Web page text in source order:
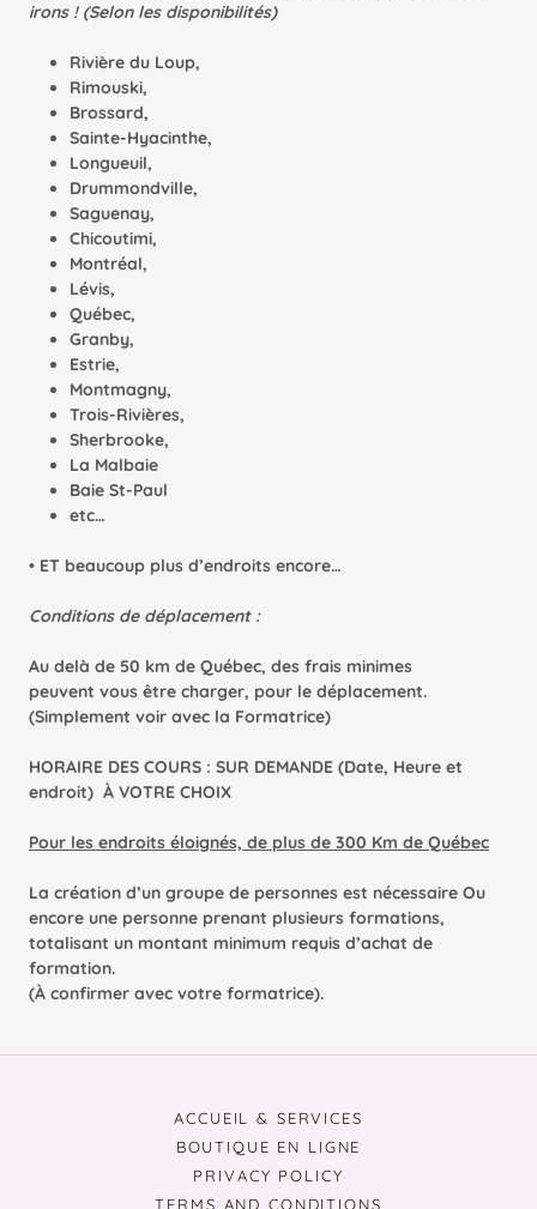
irons ! (Selon les disponibilités)
Rivière du Loup,
Rimouski,
Brossard,
Sainte-Hyacinthe,
Longueuil,
Drummondville,
Saguenay,
Chicoutimi,
Montréal,
Lévis,
Québec,
Granby,
Estrie,
Montmagny,
Trois-Rivières,
Sherbrooke,
La Malbaie
Baie St-Paul
etc…
• ET beaucoup plus d’endroits encore…
Conditions de déplacement :
Au delà de 50 km de Québec, des frais minimes
peuvent vous être charger, pour le déplacement.
(Simplement voir avec la Formatrice)
HORAIRE DES COURS : SUR DEMANDE (Date, Heure et
endroit) À VOTRE CHOIX
Pour les endroits éloignés, de plus de 300 Km de Québec
La création d’un groupe de personnes est nécessaire Ou
encore une personne prenant plusieurs formations,
totalisant un montant minimum requis d’achat de
formation.
(À confirmer avec votre formatrice).
ACCUEIL & SERVICES
BOUTIQUE EN LIGNE
PRIVACY POLICY
TERMS AND CONDITIONS